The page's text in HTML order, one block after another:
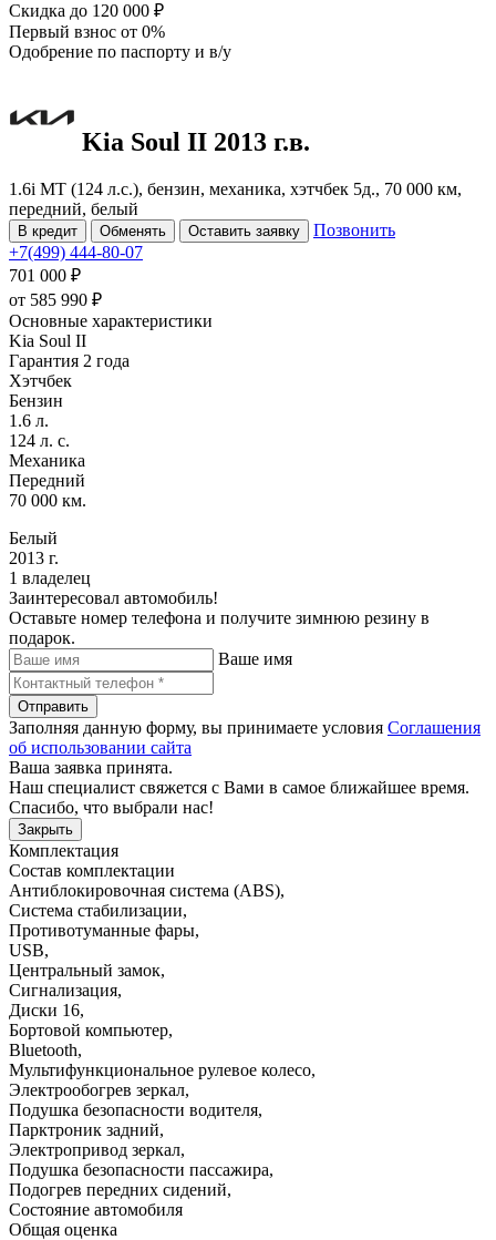
Скидка до 120 000 ₽
Первый взнос от 0%
Одобрение по паспорту и в/у
Kia Soul II 2013 г.в.
1.6i MT (124 л.с.), бензин, механика, хэтчбек 5д., 70 000 км,
передний, белый
В кредит Обменять Оставить заявку
Позвонить
+7(499) 444-80-07
701 000 ₽
от 585 990 ₽
Основные характеристики
Kia Soul II
Гарантия 2 года
Хэтчбек
Бензин
1.6 л.
124 л. с.
Механика
Передний
70 000 км.
Белый
2013 г.
1 владелец
Заинтересовал автомобиль!
Оставьте номер телефона и получите зимнюю резину в
подарок.
Ваше имя
Отправить
Заполняя данную форму, вы принимаете условия Соглашения
об использовании сайта
Ваша заявка принята.
Наш специалист свяжется с Вами в самое ближайшее время.
Спасибо, что выбрали нас!
Закрыть
Комплектация
Состав комплектации
Антиблокировочная система (ABS),
Система стабилизации,
Противотуманные фары,
USB,
Центральный замок,
Сигнализация,
Диски 16,
Бортовой компьютер,
Bluetooth,
Мультифункциональное рулевое колесо,
Электрообогрев зеркал,
Подушка безопасности водителя,
Парктроник задний,
Электропривод зеркал,
Подушка безопасности пассажира,
Подогрев передних сидений,
Состояние автомобиля
Общая оценка